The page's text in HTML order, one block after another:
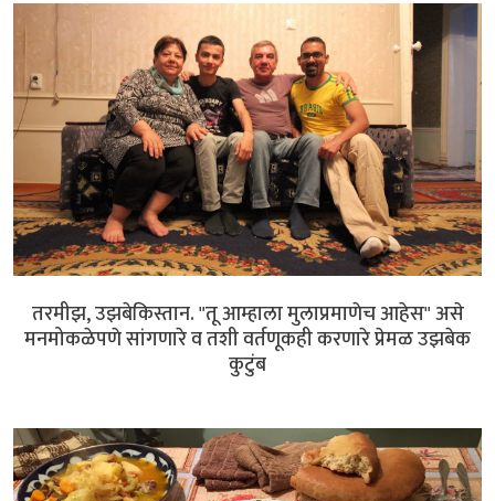
तरमीझ, उझबेकिस्तान. "तू आम्हाला मुलाप्रमाणेच आहेस" असे
मनमोकळेपणे सांगणारे व तशी वर्तणूकही करणारे प्रेमळ उझबेक
कुटुंब